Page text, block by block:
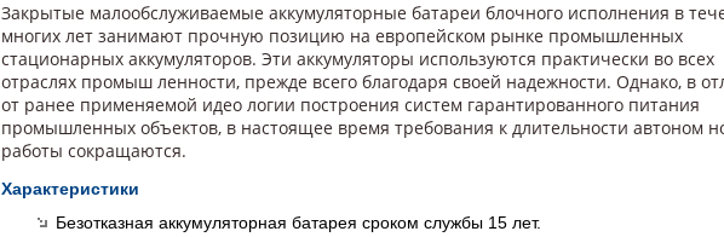
Закрытые малообслуживаемые аккумуляторные батареи блочного исполнения в
многих лет занимают прочную позицию на европейском рынке промышленных
стационарных аккумуляторов. Эти аккумуляторы используются практически во всех
отраслях промыш ленности, прежде всего благодаря своей надежности. Однако, в
от ранее применяемой идео логии построения систем гарантированного питания
промышленных объектов, в настоящее время требования к длительности автоном
работы сокращаются.
Характеристики
Безотказная аккумуляторная батарея сроком службы 15 лет.